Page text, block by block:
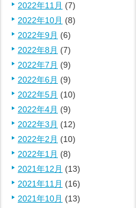
2022年11月 (7)
2022年10月 (8)
2022年9月 (6)
2022年8月 (7)
2022年7月 (9)
2022年6月 (9)
2022年5月 (10)
2022年4月 (9)
2022年3月 (12)
2022年2月 (10)
2022年1月 (8)
2021年12月 (13)
2021年11月 (16)
2021年10月 (13)